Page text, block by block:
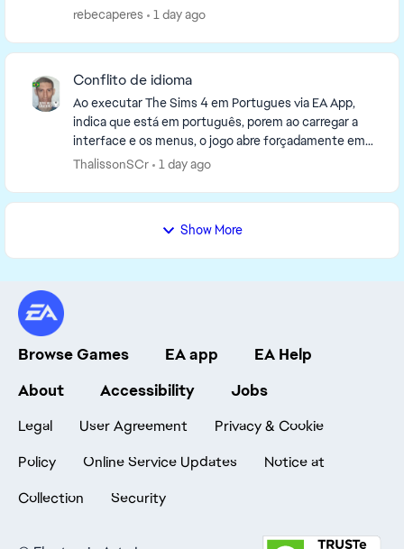
Agora quando eu abro o jogo a galeria funciona
rebecaperes 1 day ago
Conflito de idioma
Ao executar The Sims 4 em Portugues via EA App,
indica que está em português, porem ao carregar a
interface e os menus, o jogo abre forçadamente em
Inglês. Ao verificar nas pasta do jogo foi constado...
ThalissonSCr 1 day ago
Show More
Browse Games EA app
EA Help
About
Accessibility Jobs
Legal User Agreement
Privacy & Cookie
Policy
Online Service Updates
Notice at
Collection
Security